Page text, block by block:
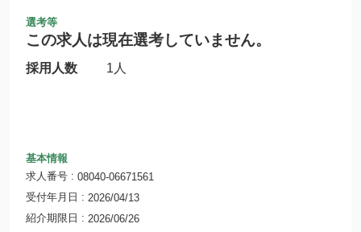
選考等
この求人は現在選考していません。
採用人数 1人
基本情報
求人番号
08040-06671561
受付年月日
2026/04/13
紹介期限日
2026/06/26